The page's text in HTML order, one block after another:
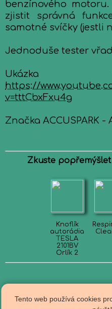
benzínového
zjistit správná
samotné svíčky (jestli
Jednoduše tester
Ukázka
https://
v=tttCbxFxu4g
Značka ACCUSPARK -
Zkuste
Knoflík
autorádia
TESLA
2101BV
Orlík 2
Tento web používá cookies